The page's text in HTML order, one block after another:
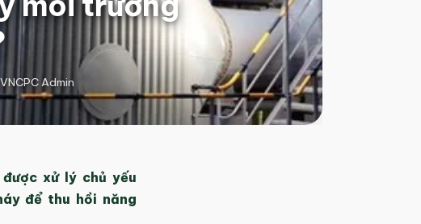
VNCPC Admin
xử lý chủ yếu
để thu hồi năng